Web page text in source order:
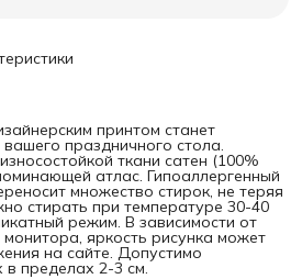
принтом станет
праздничного стола.
ткани сатен (100%
атлас. Гипоаллергенный
множество стирок, не теряя
стирать при температуре 30-40
режим. В зависимости от
яркость рисунка может
на сайте. Допустимо
в пределах 2-3 см.